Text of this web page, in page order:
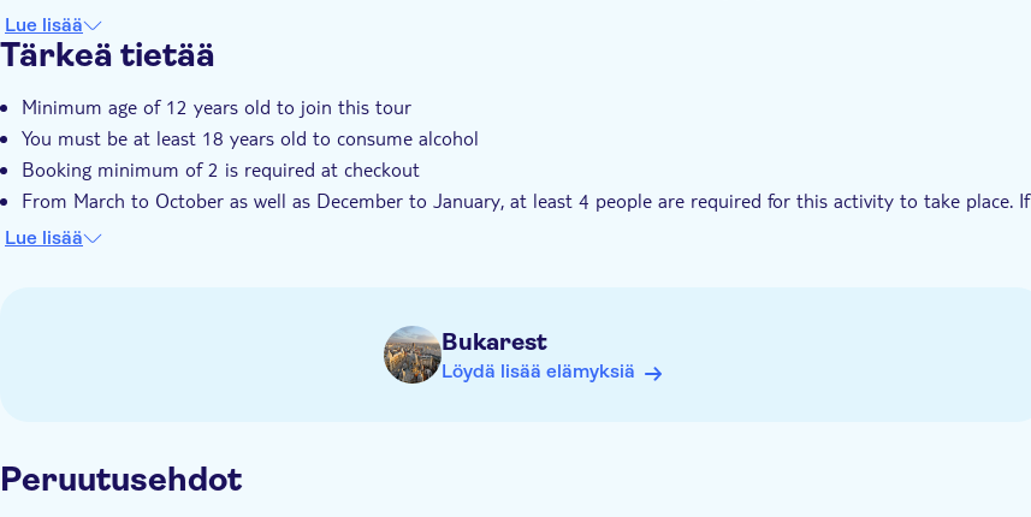
Join a small-group tour for a more personal and intimate experience
Lue lisää
Tärkeä tietää
Minimum age of 12 years old to join this tour
You must be at least 18 years old to consume alcohol
Booking minimum of 2 is required at checkout
From March to October as well as December to January, at least 4 people are required for this activity to take place. If
the minimum number of people is not reached, you will be offered an alternative date or a full refund
Lue lisää
Bukarest
Löydä lisää elämyksiä
Peruutusehdot